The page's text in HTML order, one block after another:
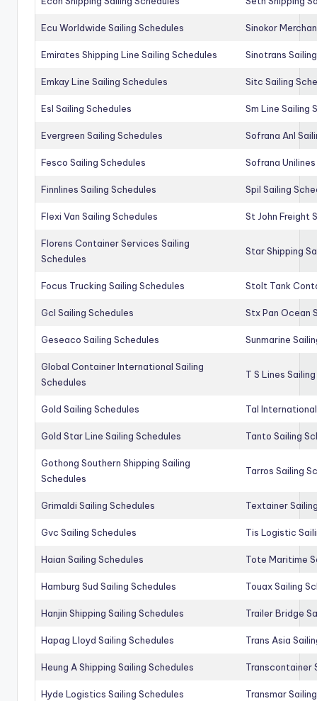
Ecu Worldwide Sailing Schedules Sinokor
Emirates Shipping Line Sailing Schedules Sinotrans
Emkay Line Sailing Schedules Sitc Sailing
Esl Sailing Schedules Sm Line Sailing
Evergreen Sailing Schedules Sofrana Anl
Fesco Sailing Schedules Sofrana
Finnlines Sailing Schedules Spil Sailing
Flexi Van Sailing Schedules St John Freight
Florens Container Services Sailing
Schedules
Star Shipping
Focus Trucking Sailing Schedules Stolt Tank
Gcl Sailing Schedules Stx Pan Ocean
Geseaco Sailing Schedules Sunmarine
Global Container International Sailing
Schedules
T S Lines
Gold Sailing Schedules Tal
Gold Star Line Sailing Schedules Tanto Sailing
Gothong Southern Shipping Sailing
Schedules
Tarros Sailing
Grimaldi Sailing Schedules Textainer
Gvc Sailing Schedules Tis Logistic
Haian Sailing Schedules Tote Maritime
Hamburg Sud Sailing Schedules Touax Sailing
Hanjin Shipping Sailing Schedules Trailer Bridge
Hapag Lloyd Sailing Schedules Trans Asia
Heung A Shipping Sailing Schedules Transcontainer
Hyde Logistics Sailing Schedules Transmar